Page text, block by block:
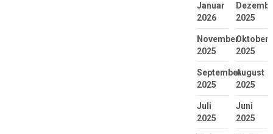
Januar
2026
2025
November
2025
Oktober
2025
September
2025
August
2025
Juli
2025
Juni
2025